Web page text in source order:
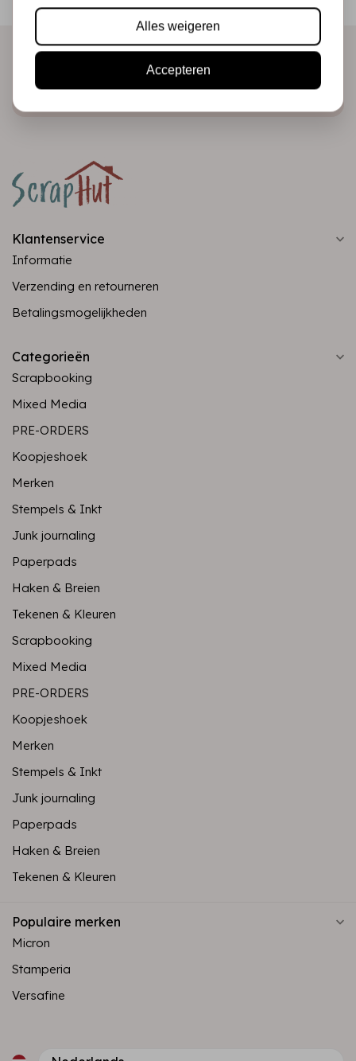
direct in je mailbox!
Klantenservice
Informatie
Verzending en retourneren
Betalingsmogelijkheden
Categorieën
Scrapbooking
Mixed Media
PRE-ORDERS
Koopjeshoek
Merken
Stempels & Inkt
Junk journaling
Paperpads
Haken & Breien
Tekenen & Kleuren
Scrapbooking
Mixed Media
PRE-ORDERS
Koopjeshoek
Merken
Stempels & Inkt
Junk journaling
Paperpads
Haken & Breien
Tekenen & Kleuren
Populaire merken
Micron
Stamperia
Versafine
Alles weigeren
Accepteren